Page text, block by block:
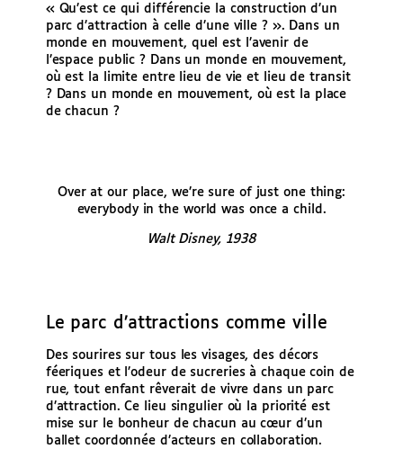
« Qu’est ce qui différencie la construction d’un
parc d’attraction à celle d’une ville ? ». Dans un
monde en mouvement, quel est l’avenir de
l’espace public ? Dans un monde en mouvement,
où est la limite entre lieu de vie et lieu de transit
? Dans un monde en mouvement, où est la place
de chacun ?
Over at our place, we’re sure of just one thing:
everybody in the world was once a child.
Walt Disney, 1938
Le parc d’attractions comme ville
Des sourires sur tous les visages, des décors
féeriques et l’odeur de sucreries à chaque coin de
rue, tout enfant rêverait de vivre dans un parc
d’attraction. Ce lieu singulier où la priorité est
mise sur le bonheur de chacun au cœur d’un
ballet coordonnée d’acteurs en collaboration.